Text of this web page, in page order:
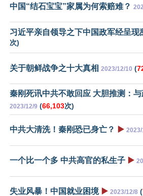
中国“结石宝宝”家属为何索赔难？
习近平亲自领导之下中国政军经呈现
次)
关于朝鲜战争之十大真相 2023/12/10 (
秦刚死讯中共不敢回应 大胆推测：与
2023/12/9 (66,103次)
中共大清洗！秦刚恐已身亡？ ▶️
一个比一个多 中共高官的私生子 ▶️
失业风暴！中国就业困境 ▶️ 2023/12/8 (